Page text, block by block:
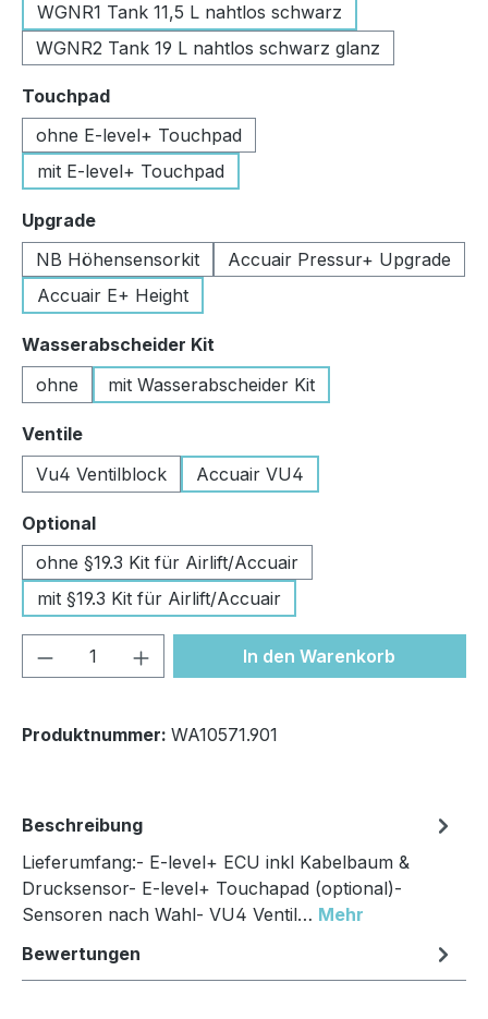
WGNR1 Tank 11,5 L nahtlos schwarz
WGNR2 Tank 19 L nahtlos schwarz glanz
Touchpadauswählen
ohne E-level+ Touchpad
mit E-level+ Touchpad
Upgradeauswählen
NB Höhensensorkit
Accuair Pressur+ Upgrade
Accuair E+ Height
Wasserabscheider Kit
ohne
mit Wasserabscheider Kit
Ventileauswählen
Vu4 Ventilblock
Accuair VU4
Optionalauswählen
ohne §19.3 Kit für Airlift/Accuair
mit §19.3 Kit für Airlift/Accuair
Produkt Anzahl: Gib denIn den Warenkorb
Produktnummer: WA10571.901
Beschreibung
Lieferumfang:- E-level+ ECU inkl Kabelbaum &
Drucksensor- E-level+ Touchapad (optional)-
Sensoren nach Wahl- VU4 Ventil… Mehr
Bewertungen